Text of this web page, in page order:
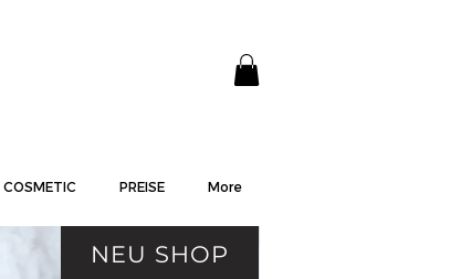
NEU SHOP
COSMETIC PREISE More